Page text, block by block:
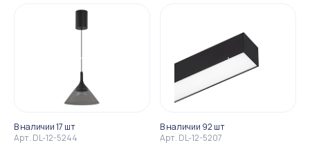
В наличии 17 шт
Арт. DL-12-5244
В наличии 92 шт
Арт. DL-12-5207